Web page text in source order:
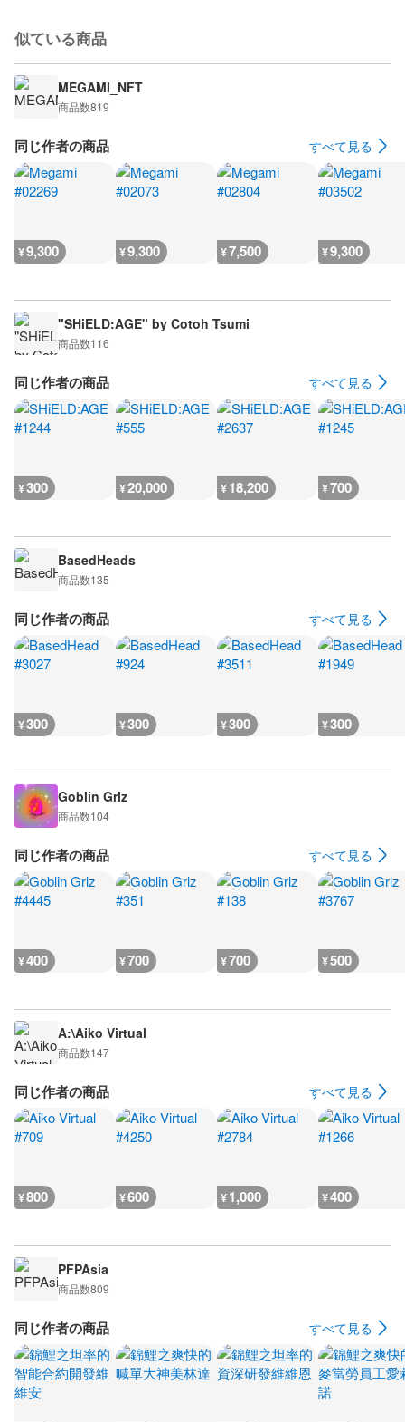
似ている商品
MEGAMI_NFT
商品数819
同じ作者の商品 すべて見る
¥9,300 ¥9,300 ¥7,500 ¥9,300
"SHiELD:AGE" by Cotoh Tsumi
商品数116
同じ作者の商品 すべて見る
¥300 ¥20,000 ¥18,200 ¥700
BasedHeads
商品数135
同じ作者の商品 すべて見る
¥300 ¥300 ¥300 ¥300
Goblin Grlz
商品数104
同じ作者の商品 すべて見る
¥400 ¥700 ¥700 ¥500
A:\Aiko Virtual
商品数147
同じ作者の商品 すべて見る
¥800 ¥600 ¥1,000 ¥400
PFPAsia
商品数809
同じ作者の商品 すべて見る